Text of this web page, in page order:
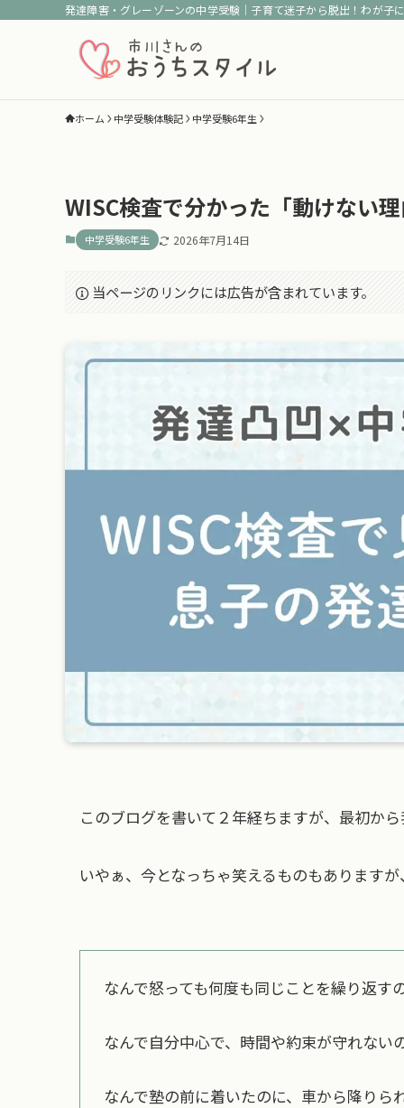
発達障害・グレーゾーンの中学受験｜子育て迷子から脱出！わが子
ホーム 中学受験体験記 中学受験6年生
WISC検査で分かった「動けない
中学受験6年生 2026年7月14日
当ページのリンクには広告が含まれています。
このブログを書いて２年経ちますが、最初か
いやぁ、今となっちゃ笑えるものもあります
なんで怒っても何度も同じことを繰り返す
なんで自分中心で、時間や約束が守れない
なんで塾の前に着いたのに、車から降りら